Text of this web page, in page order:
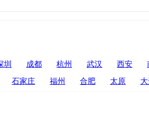
圳 成都 杭州 武汉 西安
石家庄 福州 合肥 太原